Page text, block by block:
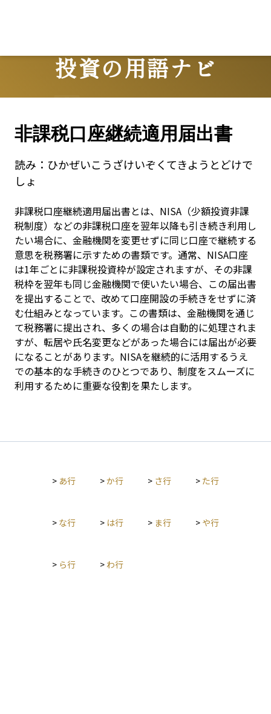
投資の用語ナビ
Terms
非課税口座継続適用届出書
読み： ひかぜいこうざけいぞくてきようとどけで
しょ
非課税口座継続適用届出書とは、NISA（少額投資非課
税制度）などの非課税口座を翌年以降も引き続き利用し
たい場合に、金融機関を変更せずに同じ口座で継続する
意思を税務署に示すための書類です。通常、NISA口座
は1年ごとに非課税投資枠が設定されますが、その非課
税枠を翌年も同じ金融機関で使いたい場合、この届出書
を提出することで、改めて口座開設の手続きをせずに済
む仕組みとなっています。この書類は、金融機関を通じ
て税務署に提出され、多くの場合は自動的に処理されま
すが、転居や氏名変更などがあった場合には届出が必要
になることがあります。NISAを継続的に活用するうえ
での基本的な手続きのひとつであり、制度をスムーズに
利用するために重要な役割を果たします。
> あ行 >か行 > さ行 > た行
> な行 > は行 > ま行 > や行
> ら行 > わ行